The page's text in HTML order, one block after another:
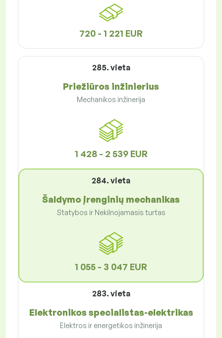
720 - 1 221 EUR
285. vieta
Priežiūros inžinierius
Mechanikos inžinerija
1 428 - 2 539 EUR
284. vieta
Šaldymo įrenginių mechanikas
Statybos ir Nekilnojamasis turtas
1 055 - 3 047 EUR
283. vieta
Elektronikos specialistas-elektrikas
Elektros ir energetikos inžinerija